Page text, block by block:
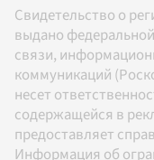
Свидетельство о
выдано
связи,
коммуникаций
несет
содержащейся в
предоставляет
Информация об